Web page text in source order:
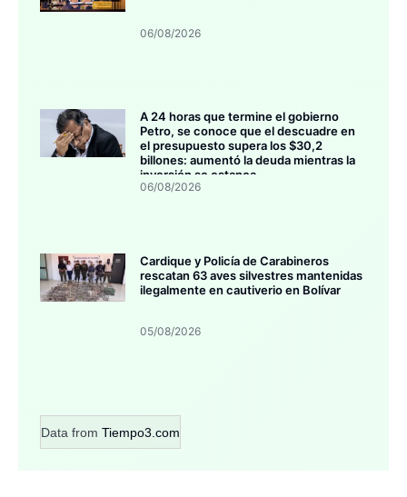
06/08/2026
A 24 horas que termine el gobierno
Petro, se conoce que el descuadre en
el presupuesto supera los $30,2
billones: aumentó la deuda mientras la
inversión se estanca
06/08/2026
Cardique y Policía de Carabineros
rescatan 63 aves silvestres mantenidas
ilegalmente en cautiverio en Bolívar
05/08/2026
Data from Tiempo3.com